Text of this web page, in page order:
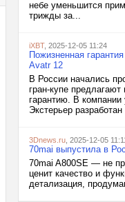
небе уменьшится
трижды за...
iXBT, 2025-12-05 11:24
Пожизненная
Avatr 12
В России начались
гран-купе
гарантию. В компании
Экстерьер
3Dnews.ru , 2025-12-05
70mai выпустила в
70mai A800SE — не
ценит качество и
детализация,